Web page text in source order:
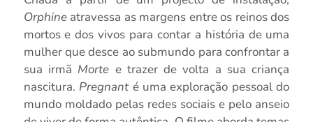
Orphineatravessa as margens entre os reinos dos
mortos e dos vivos para contar a história de uma
mulher que desce ao submundo para confrontar a
sua irmã Morte e trazer de volta a sua criança
nascitura. Pregnant é uma exploração pessoal do
mundo moldado pelas redes sociais e pelo anseio